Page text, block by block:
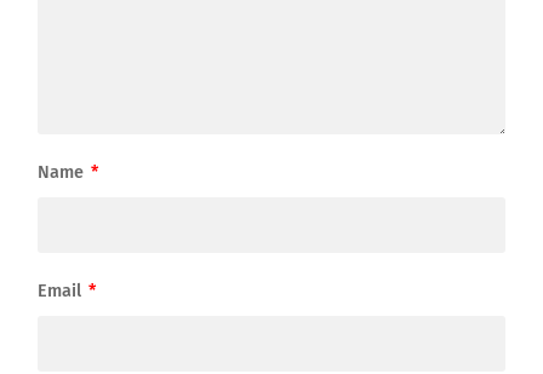
Name *
Email *